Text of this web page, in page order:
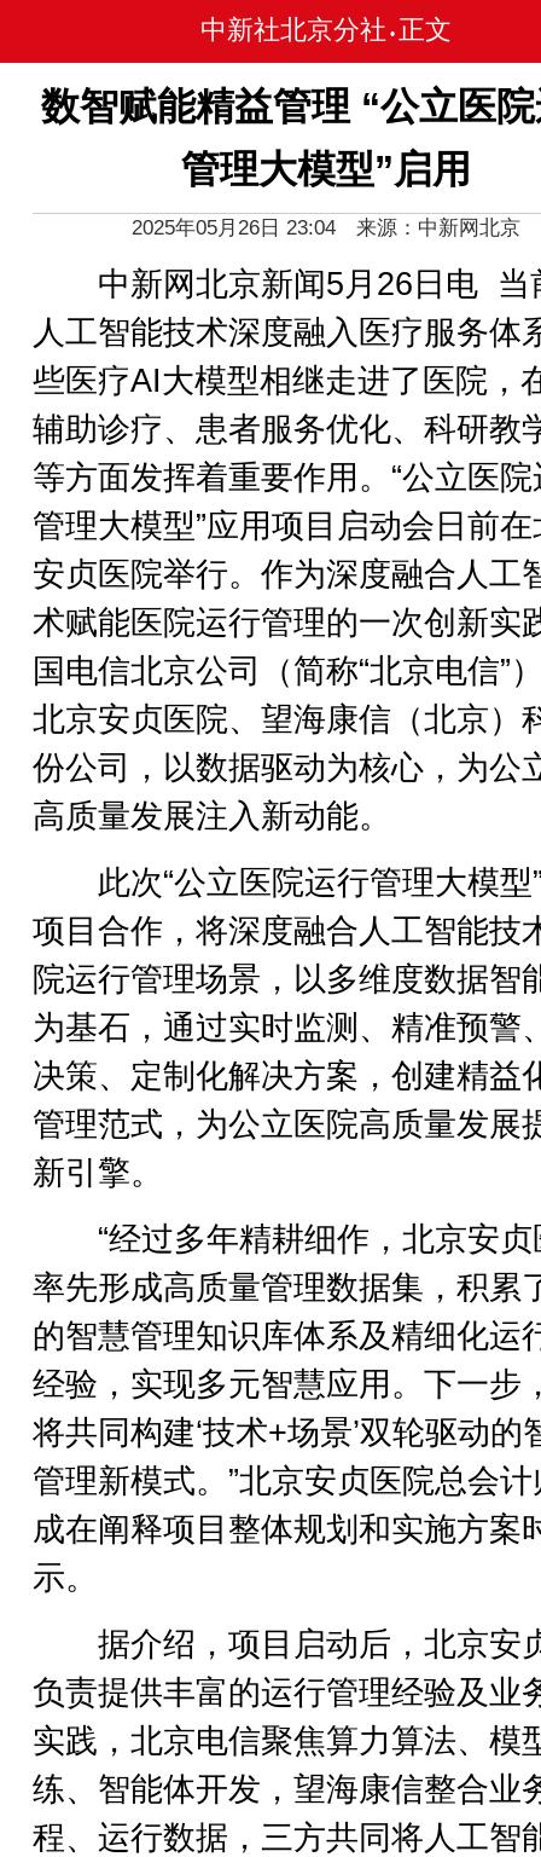
中新社北京分社 • 正文
数智赋能精益管理 “公立医
管理大模型”启用
2025年05月26日 23:04 来源：中新网北京
中新网北京新闻5月26日电 当
人工智能技术深度融入医疗服务体
些医疗AI大模型相继走进了医院，
辅助诊疗、患者服务优化、科研教
等方面发挥着重要作用。“公立医
管理大模型”应用项目启动会日前
安贞医院举行。作为深度融合人工
术赋能医院运行管理的一次创新实
国电信北京公司（简称“北京电信”
北京安贞医院、望海康信（北京）
份公司，以数据驱动为核心，为公
高质量发展注入新动能。
此次“公立医院运行管理大模型
项目合作，将深度融合人工智能技
院运行管理场景，以多维度数据智
为基石，通过实时监测、精准预警
决策、定制化解决方案，创建精益
管理范式，为公立医院高质量发展
新引擎。
“经过多年精耕细作，北京安贞
率先形成高质量管理数据集，积累
的智慧管理知识库体系及精细化运
经验，实现多元智慧应用。下一步
将共同构建‘技术+场景’双轮驱动的
管理新模式。”北京安贞医院总会
成在阐释项目整体规划和实施方案
示。
据介绍，项目启动后，北京安
负责提供丰富的运行管理经验及业
实践，北京电信聚焦算力算法、模
练、智能体开发，望海康信整合业
程、运行数据，三方共同将人工智